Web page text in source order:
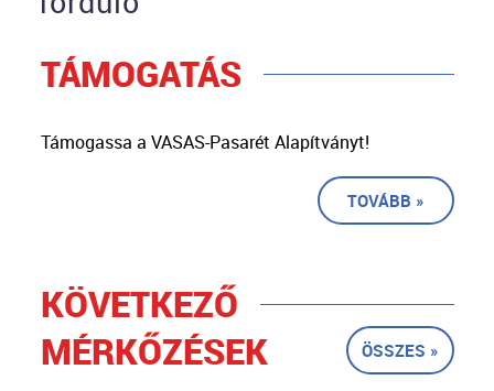
TÁMOGATÁS
Támogassa a VASAS-Pasarét Alapítványt!
TOVÁBB »
KÖVETKEZŐ
MÉRKŐZÉSEK
ÖSSZES »